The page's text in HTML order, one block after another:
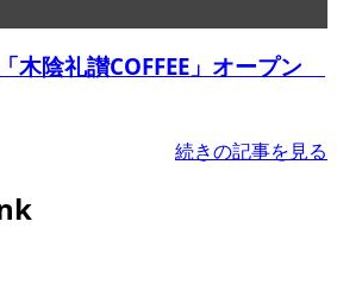
木陰礼讃COFFEE」オープン
続きの記事を見る